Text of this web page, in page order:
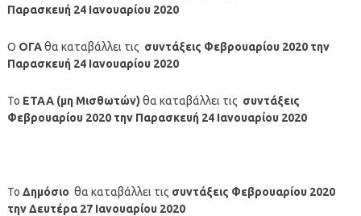
Παρασκευή 24 Ιανουαρίου 2020
Ο ΟΓΑθα καταβάλλει τις συντάξεις Φεβρουαρίου 2020 την
Παρασκευή 24 Ιανουαρίου 2020
Το ΕΤΑΑ (μη Μισθωτών) θα καταβάλλει τις συντάξεις
Φεβρουαρίου 2020 την Παρασκευή 24 Ιανουαρίου 2020
Το Δημόσιο θα καταβάλλει τις συντάξεις Φεβρουαρίου2020
την Δευτέρα 27 Ιανουαρίου 2020